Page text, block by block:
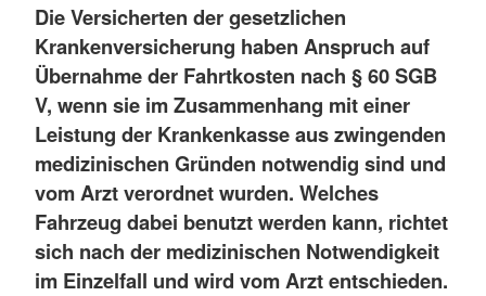
Die Versicherten der gesetzlichen
Krankenversicherung haben Anspruch auf
Übernahme der Fahrtkosten nach § 60 SGB
V, wenn sie im Zusammenhang mit einer
Leistung der Krankenkasse aus zwingenden
medizinischen Gründen notwendig sind und
vom Arzt verordnet wurden. Welches
Fahrzeug dabei benutzt werden kann, richtet
sich nach der medizinischen Notwendigkeit
im Einzelfall und wird vom Arzt entschieden.